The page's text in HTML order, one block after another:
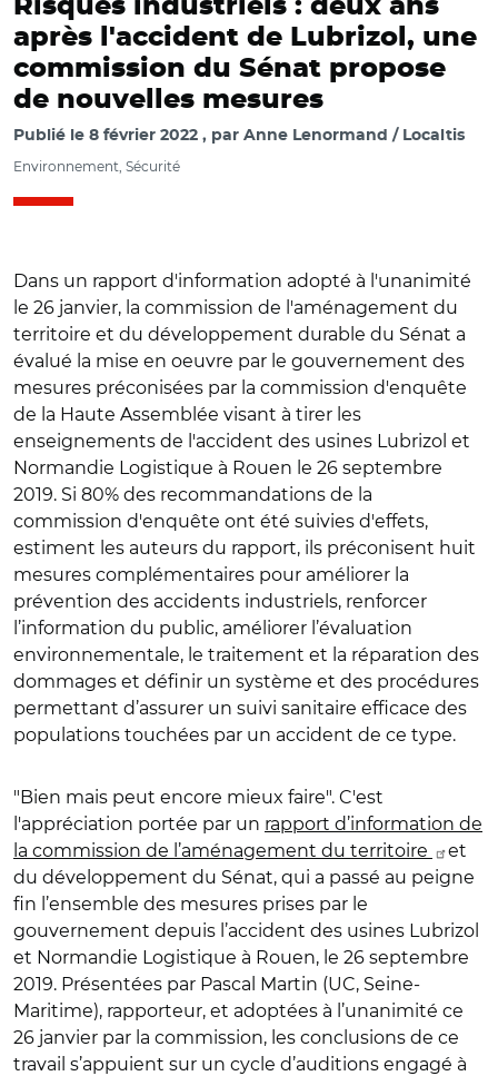
Risques industriels : deux ans
après l'accident de Lubrizol, une
commission du Sénat propose
de nouvelles mesures
Publié le 8 février 2022 par Anne Lenormand / Localtis
Environnement, Sécurité
Dans un rapport d'information adopté à l'unanimité
le 26 janvier, la commission de l'aménagement du
territoire et du développement durable du Sénat a
évalué la mise en oeuvre par le gouvernement des
mesures préconisées par la commission d'enquête
de la Haute Assemblée visant à tirer les
enseignements de l'accident des usines Lubrizol et
Normandie Logistique à Rouen le 26 septembre
2019. Si 80% des recommandations de la
commission d'enquête ont été suivies d'effets,
estiment les auteurs du rapport, ils préconisent huit
mesures complémentaires pour améliorer la
prévention des accidents industriels, renforcer
l’information du public, améliorer l’évaluation
environnementale, le traitement et la réparation des
dommages et définir un système et des procédures
permettant d’assurer un suivi sanitaire efficace des
populations touchées par un accident de ce type.
"Bien mais peut encore mieux faire". C'est
l'appréciation portée par un rapport d’information de
la commission de l’aménagement du territoire
et
du développement du Sénat, qui a passé au peigne
fin l’ensemble des mesures prises par le
gouvernement depuis l’accident des usines Lubrizol
et Normandie Logistique à Rouen, le 26 septembre
2019. Présentées par Pascal Martin (UC, Seine-
Maritime), rapporteur, et adoptées à l’unanimité ce
26 janvier par la commission, les conclusions de ce
travail s’appuient sur un cycle d’auditions engagé à